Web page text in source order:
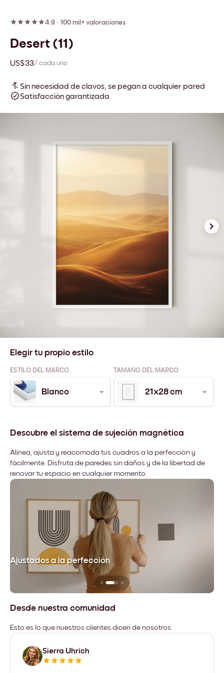
4.9 · 100 mil+ valoraciones
Desert (11)
US$33/ cada uno
Sin necesidad de clavos, se pegan a cualquier pared
Satisfacción garantizada
Elegir tu propio estilo
ESTILO DEL MARCO TAMAÑO DEL MARCO
Blanco 21x28 cm
Descubre el sistema de sujeción magnética
Alinea, ajusta y reacomoda tus cuadros a la perfección y
fácilmente. Disfruta de paredes sin daños y de la libertad de
renovar tu espacio en cualquier momento.
Ajustados a la perfección
Desde nuestra comunidad
Esto es lo que nuestros clientes dicen de nosotros
Sierra Uhrich